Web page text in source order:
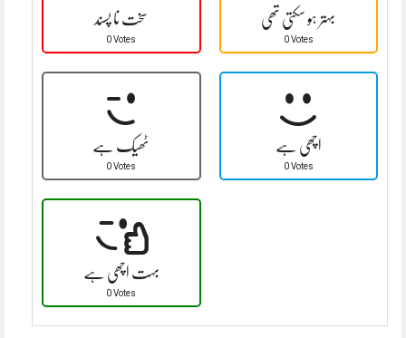
سخت نا پسند
0 Votes
بہتر ہو سکتی تھی
0 Votes
ٹھیک ہے
0 Votes
اچھی ہے
0 Votes
بہت اچھی ہے
0 Votes